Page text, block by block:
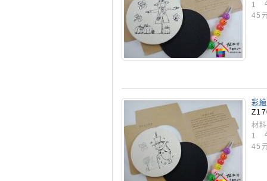
1
45
彩
材
1
45